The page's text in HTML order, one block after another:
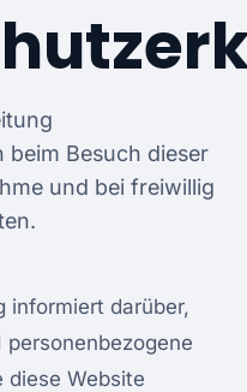
beim Besuch dieser
und bei freiwillig
informiert darüber,
diese Website